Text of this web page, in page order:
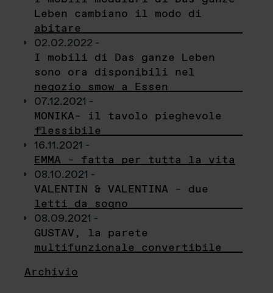
Leben cambiano il modo di
abitare
02.02.2022 -
I mobili di Das ganze Leben
sono ora disponibili nel
negozio smow a Essen
07.12.2021 -
MONIKA– il tavolo pieghevole
flessibile
16.11.2021 -
EMMA – fatta per tutta la vita
08.10.2021 -
VALENTIN & VALENTINA – due
letti da sogno
08.09.2021 -
GUSTAV, la parete
multifunzionale convertibile
Archivio